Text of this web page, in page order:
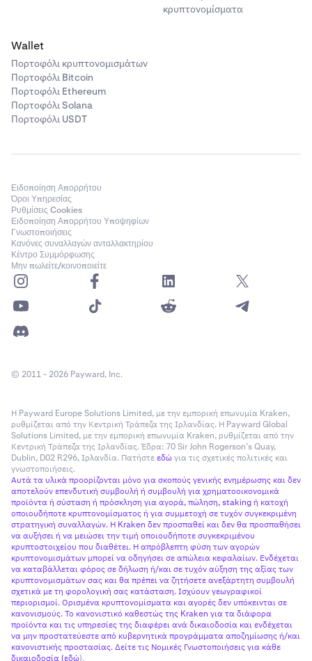
κρυπτονομίσματα
Wallet
Πορτοφόλι κρυπτονομισμάτων
Πορτοφόλι Bitcoin
Πορτοφόλι Ethereum
Πορτοφόλι Solana
Πορτοφόλι USDT
Ειδοποίηση Απορρήτου
Όροι Υπηρεσίας
Ρυθμίσεις Cookies
Ειδοποίηση Απορρήτου Υποψηφίων
Γνωστοποιήσεις
Κανόνες συναλλαγών ανταλλακτηρίου
Κέντρο Συμμόρφωσης
Μην πωλείτε/κοινοποιείτε
© 2011 - 2026 Payward, Inc.
Η Payward Europe Solutions Limited, με την εμπορική επωνυμία Kraken,
ρυθμίζεται από την Κεντρική Τράπεζα της Ιρλανδίας. Η Payward Global
Solutions Limited, με την εμπορική επωνυμία Kraken, ρυθμίζεται από την
Κεντρική Τράπεζα της Ιρλανδίας. Έδρα: 70 Sir John Rogerson’s Quay,
Dublin, D02 R296, Ιρλανδία. Πατήστεεδώγια τις σχετικές πολιτικές και
γνωστοποιήσεις.
Αυτά τα υλικά προορίζονται μόνο για σκοπούς γενικής ενημέρωσης και δεν
αποτελούν επενδυτική συμβουλή ή συμβουλή για χρηματοοικονομικά
προϊόντα ή σύσταση ή πρόσκληση για αγορά, πώληση, staking ή κατοχή
οποιουδήποτε κρυπτονομίσματος ή για συμμετοχή σε τυχόν συγκεκριμένη
στρατηγική συναλλαγών. Η Kraken δεν προσπαθεί και δεν θα προσπαθήσει
να αυξήσει ή να μειώσει την τιμή οποιουδήποτε συγκεκριμένου
κρυπτοστοιχείου που διαθέτει. Η απρόβλεπτη φύση των αγορών
κρυπτονομισμάτων μπορεί να οδηγήσει σε απώλεια κεφαλαίων. Ενδέχεται
να καταβάλλεται φόρος σε δήλωση ή/και σε τυχόν αύξηση της αξίας των
κρυπτονομισμάτων σας και θα πρέπει να ζητήσετε ανεξάρτητη συμβουλή
σχετικά με τη φορολογική σας κατάσταση. Ισχύουν γεωγραφικοί
περιορισμοί. Ορισμένα κρυπτονομίσματα και αγορές δεν υπόκεινται σε
κανονισμούς. Το κανονιστικό καθεστώς της Kraken για τα διάφορα
προϊόντα και τις υπηρεσίες της διαφέρει ανά δικαιοδοσία και ενδέχεται
να μην προστατεύεστε από κυβερνητικά προγράμματα αποζημίωσης ή/και
κανονιστικής προστασίας. Δείτε τις Νομικές Γνωστοποιήσεις για κάθε
δικαιοδοσία (εδώ).